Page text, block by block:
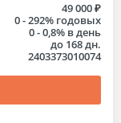
49 000 ₽
0 - 292% годовых
0 - 0,8% в день
до 168 дн.
2403373010074